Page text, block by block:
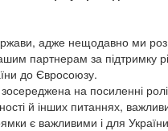
адже нещодавно ми
партнерам за підтримку
до Євросоюзу.
на посиленні ролі
й інших питаннях,
є важливими і для